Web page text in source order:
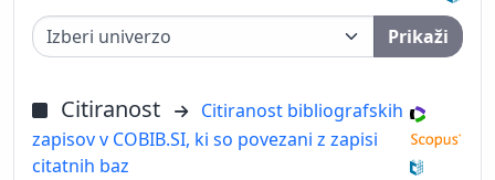
Prikaži
Citiranost
Citiranost bibliografskih
zapisov v COBIB.SI, ki so povezani z zapisi
citatnih baz